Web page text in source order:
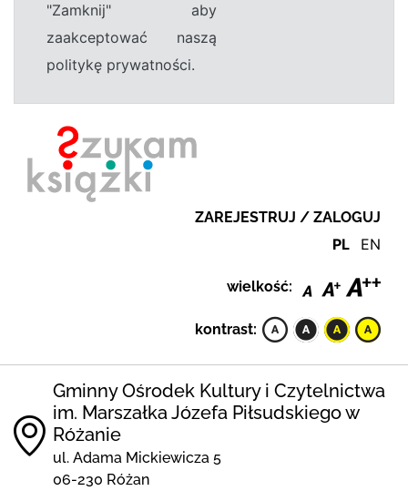
"Zamknij" aby
zaakceptować naszą
politykę prywatności.
ZAREJESTRUJ / ZALOGUJ
PL EN
wielkość:
kontrast:
Gminny Ośrodek Kultury i Czytelnictwa
im. Marszałka Józefa Piłsudskiego w
Różanie
ul. Adama Mickiewicza 5
06-230 Różan